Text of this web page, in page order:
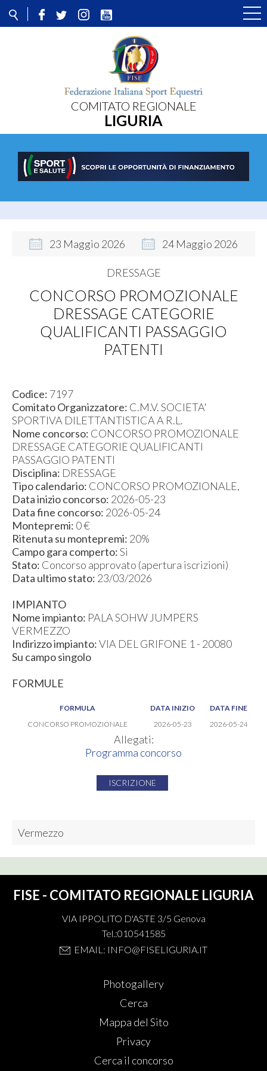
COMITATO REGIONALE
LIGURIA
23 Maggio 2026 24 Maggio 2026
CONCORSO PROMOZIONALE
DRESSAGE CATEGORIE
QUALIFICANTI PASSAGGIO
PATENTI
Codice: 7197
Comitato Organizzatore: C.M.V. SOCIETA'
SPORTIVA DILETTANTISTICA A R.L.
Nome concorso: CONCORSO PROMOZIONALE
DRESSAGE CATEGORIE QUALIFICANTI
PASSAGGIO PATENTI
Disciplina: DRESSAGE
Tipo calendario: CONCORSO PROMOZIONALE,
Data inizio concorso: 2026-05-23
Data fine concorso: 2026-05-24
Montepremi: 0 €
Ritenuta su montepremi: 20%
Campo gara comperto:Si
Stato: Concorso approvato (apertura iscrizioni)
Data ultimo stato: 23/03/2026
IMPIANTO
Nome impianto: PALA SOHW JUMPERS
VERMEZZO
Indirizzo impianto:VIA DEL GRIFONE 1 - 20080
Su campo singolo
FORMULE
FORMULA DATA INIZIO
DATA FINE
CONCORSO PROMOZIONALE
2026-05-23 2026-05-24
Allegati:
Programma concorso
ISCRIZIONE
DRESSAGE
Vermezzo
FISE - COMITATO REGIONALE LIGURIA
VIA IPPOLITO D'ASTE 3/5 Genova
Tel.:010541585
EMAIL: INFO@FISELIGURIA.IT
Photogallery
Cerca
Mappa del Sito
Privacy
Cerca il concorso